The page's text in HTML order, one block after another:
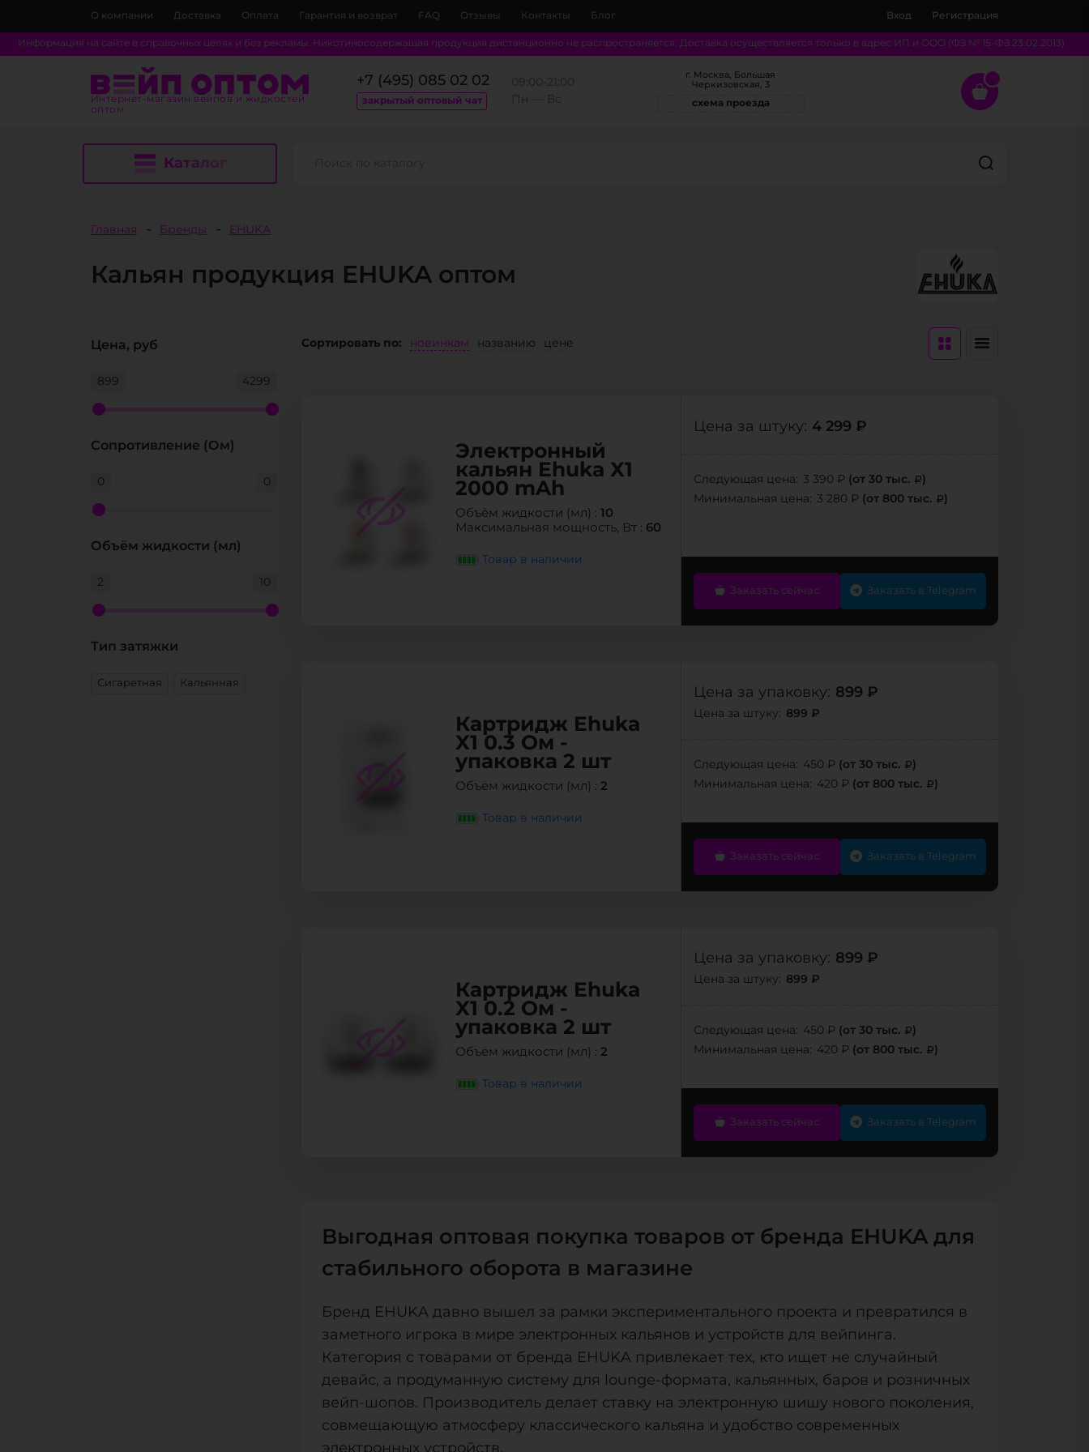
О компании Доставка Оплата Гарантия и возврат FAQ Отзывы Контакты Блог Вход
Регистрация
Информация на сайте в справочных целях и без рекламы. Никотиносодержащая продукция дистанционно не распространяется. Доставка осуществляется только в адрес ИП и ООО (ФЗ № 15-ФЗ 23.02.2013)
Интернет-магазин вейпов и жидкостей
оптом
+7 (495) 085 02 02
закрытый оптовый чат
г. Москва, Большая
Черкизовская, 3
схема проезда
Каталог
Главная Бренды EHUKA
Кальян продукция EHUKA оптом
Цена, руб
899 4299
Сопротивление (Ом)
0 0
Объём жидкости (мл)
2 10
Тип затяжки
Сигаретная Кальянная
Сортировать по: новинкам названию цене
Электронный
кальян Ehuka X1
2000 mAh
Объём жидкости (мл) : 10
Максимальная мощность, Вт : 60
Товар в наличии
Цена за штуку: 4 299 ₽
Следующая цена: 3 390 ₽ (от 30 тыс. )
Минимальная цена: 3 280 ₽ (от 800 тыс. )
Заказать сейчас Заказать в Telegram
Картридж Ehuka
X1 0.3 Ом -
упаковка 2 шт
Объём жидкости (мл) : 2
Товар в наличии
Цена за упаковку: 899 ₽
Цена за штуку: 899 ₽
Следующая цена: 450 ₽ (от 30 тыс. )
Минимальная цена: 420 ₽ (от 800 тыс. )
Заказать сейчас Заказать в Telegram
Картридж Ehuka
X1 0.2 Ом -
упаковка 2 шт
Объём жидкости (мл) : 2
Товар в наличии
Цена за упаковку: 899 ₽
Цена за штуку: 899 ₽
Следующая цена: 450 ₽ (от 30 тыс. )
Минимальная цена: 420 ₽ (от 800 тыс. )
Заказать сейчас Заказать в Telegram
Выгодная оптовая покупка товаров от бренда EHUKA для
стабильного оборота в магазине
Бренд EHUKA давно вышел за рамки экспериментального проекта и превратился в
заметного игрока в мире электронных кальянов и устройств для вейпинга.
Категория с товарами от бренда EHUKA привлекает тех, кто ищет не случайный
девайс, а продуманную систему для lounge-формата, кальянных, баров и розничных
вейп-шопов. Производитель делает ставку на электронную шишу нового поколения,
совмещающую атмосферу классического кальяна и удобство современных